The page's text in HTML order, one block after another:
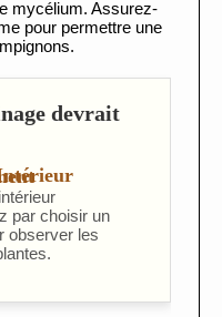
mycélium. Assurez-
pour permettre une
devrait
par choisir un
observer les